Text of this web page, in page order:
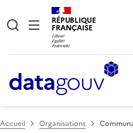
RÉPUBLIQUE
FRANÇAISE
Accueil Organisations